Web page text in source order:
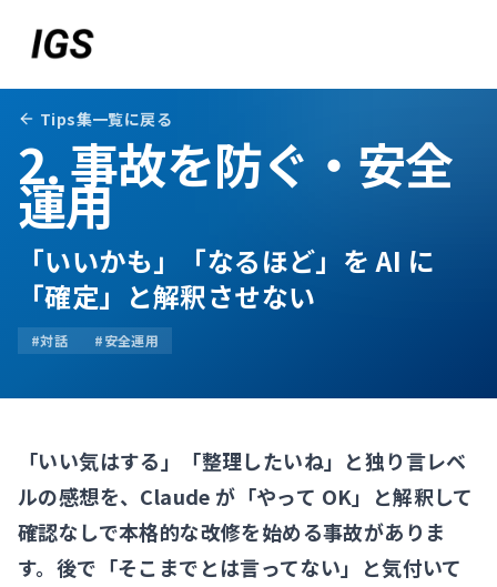
Tips集一覧に戻る
2. 事故を防ぐ・安全
運用
「いいかも」「なるほど」を AI に
「確定」と解釈させない
#対話 #安全運用
「いい気はする」「整理したいね」と独り言レベ
ルの感想を、Claude が「やって OK」と解釈して
確認なしで本格的な改修を始める事故がありま
す。後で「そこまでとは言ってない」と気付いて